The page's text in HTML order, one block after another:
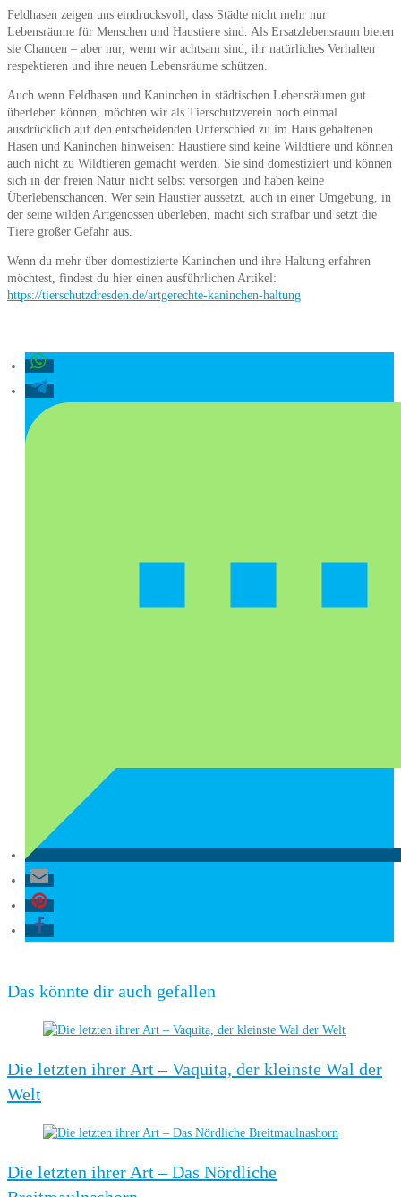
Feldhasen zeigen uns eindrucksvoll, dass Städte nicht mehr nur
Lebensräume für Menschen und Haustiere sind. Als Ersatzlebensraum bieten
sie Chancen – aber nur, wenn wir achtsam sind, ihr natürliches Verhalten
respektieren und ihre neuen Lebensräume schützen.
Auch wenn Feldhasen und Kaninchen in städtischen Lebensräumen gut
überleben können, möchten wir als Tierschutzverein noch einmal
ausdrücklich auf den entscheidenden Unterschied zu im Haus gehaltenen
Hasen und Kaninchen hinweisen: Haustiere sind keine Wildtiere und können
auch nicht zu Wildtieren gemacht werden. Sie sind domestiziert und können
sich in der freien Natur nicht selbst versorgen und haben keine
Überlebenschancen. Wer sein Haustier aussetzt, auch in einer Umgebung, in
der seine wilden Artgenossen überleben, macht sich strafbar und setzt die
Tiere großer Gefahr aus.
Wenn du mehr über domestizierte Kaninchen und ihre Haltung erfahren
möchtest, findest du hier einen ausführlichen Artikel:
https://tierschutzdresden.de/artgerechte-kaninchen-haltung
Das könnte dir auch gefallen
Die letzten ihrer Art – Vaquita, der kleinste Wal der
Welt
Die letzten ihrer Art – Das Nördliche